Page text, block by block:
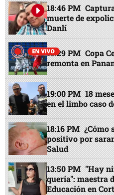
18:46 PM
muerte de
Danlí
13:29 PM Copa
remonta en
19:00 PM 18
en el limbo caso
18:16 PM ¿Cómo
positivo por
Salud
13:50 PM "Hay
quería": maestra
Educación en